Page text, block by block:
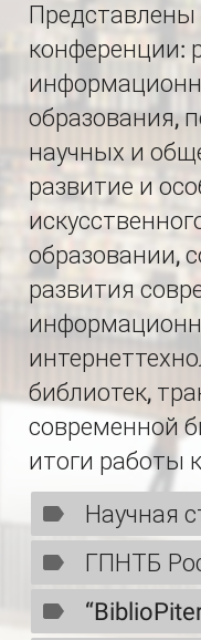
конференции:
образования,
научных и
развитие и
образовании,
развития
библиотек,
современной
итоги работы
Научная
ГПНТБ